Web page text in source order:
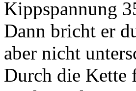
Kippspannung
Dann bricht er
aber nicht
Durch die Kette